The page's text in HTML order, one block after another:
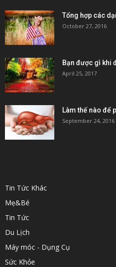
Tổng hợp các
October 27, 2016
Bạn được gì khi
April 25, 2017
Làm thế nào để
September 24, 2016
Tin Tức Khác
Mẹ&Bé
Tin Tức
Du Lịch
Máy móc - Dụng Cụ
Sức Khỏe